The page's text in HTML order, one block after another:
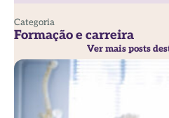
Categoria
Formação e carreira
Ver mais posts